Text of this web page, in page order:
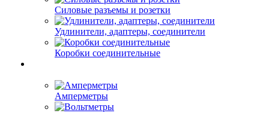
Силовые разъемы и розетки
Удлинители, адаптеры, соединители
Коробки соединительные
Амперметры